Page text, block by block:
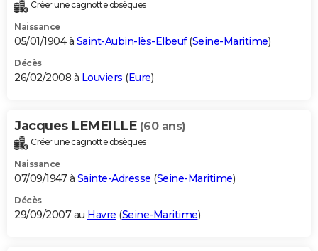
Créer une cagnotte obsèques
Naissance
05/01/1904 à Saint-Aubin-lès-Elbeuf(Seine-Maritime)
Décès
26/02/2008 à Louviers (Eure)
Jacques LEMEILLE (60 ans)
Créer une cagnotte obsèques
Naissance
07/09/1947 à Sainte-Adresse (Seine-Maritime)
Décès
29/09/2007 au Havre (Seine-Maritime)